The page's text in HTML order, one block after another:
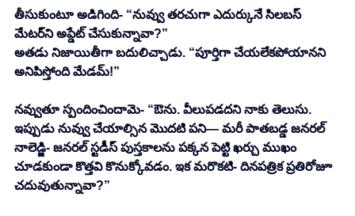
తీసుకుంటూ అడిగింది- “నువ్వు తరచుగా ఎదుర్కునే సిలబస్
మేటర్‌ని అప్డేట్ చేసుకున్నావా?”
అతడు నిజాయితీగా బదులిచ్చాడు. “పూర్తిగా చేయలేకపోయానని
అనిపిస్తోంది మేడమ్!”
నవ్వుతూ స్పందించిందామె- “ఔను. వీలుపడదని నాకు తెలుసు.
ఇప్పుడు నువ్వు చేయాల్సిన మొదటి పని— మరీ పాతబడ్డ జనరల్
నాలెడ్జి- జనరల్ స్టడీస్ పుస్తకాలను పక్కన పెట్టి ఖర్చు ముఖం
చూడకుండా కొత్తవి కొనుక్కోవడం. ఇక మరొకటి- దినపత్రిక ప్రతిరోజూ
చదువుతున్నావా?”